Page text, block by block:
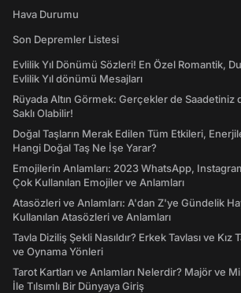
Hava Durumu
Son Depremler Listesi
Evlilik Yıl Dönümü Sözleri! En Özel Romantik,
Evlilik Yıl dönümü Mesajları
Rüyada Altın Görmek: Gerçekler de Saadetiniz
Saklı Olabilir!
Doğal Taşların Merak Edilen Tüm Etkileri,
Hangi Doğal Taş Ne İşe Yarar?
Emojilerin Anlamları: 2023 WhatsApp,
Çok Kullanılan Emojiler ve Anlamları
Atasözleri ve Anlamları: A'dan Z'ye Gündelik
Kullanılan Atasözleri ve Anlamları
Tavla Diziliş Şekli Nasıldır? Erkek Tavlası ve Kız
ve Oynama Yönleri
Tarot Kartları ve Anlamları Nelerdir? Majör ve
İle Tılsımlı Bir Dünyaya Giriş